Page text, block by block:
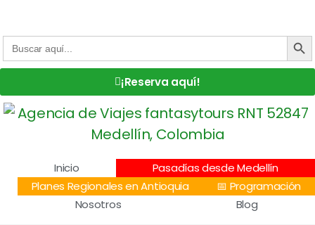
Buscar: BOTÓN
¡Reserva aquí!
Inicio
Pasadías desde Medellín
Planes Regionales en Antioquia
📅 Programación
Nosotros
Blog